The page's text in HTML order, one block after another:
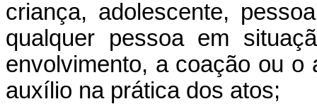
criança, adolescente,
qualquer pessoa em
envolvimento, a coação ou o
auxílio na prática dos atos;